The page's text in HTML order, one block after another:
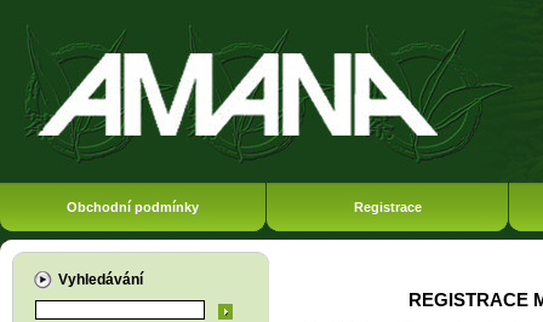
Obchodní podmínky Registrace
Vyhledávání
REGISTRACE